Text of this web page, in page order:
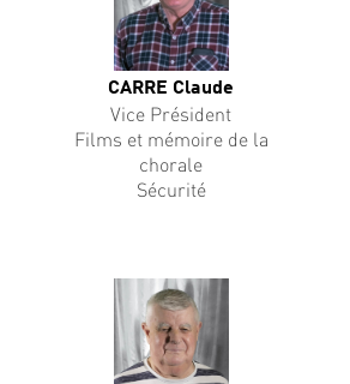
CARRE Claude
Vice Président
Films et mémoire de la
chorale
Sécurité